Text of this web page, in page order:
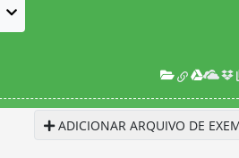
ADICIONAR ARQUIVO DE